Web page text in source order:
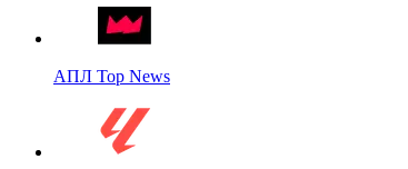
АПЛ Top News